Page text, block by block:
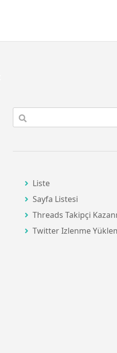
Liste
Sayfa Listesi
Threads Takipçi
Twitter Izlenme